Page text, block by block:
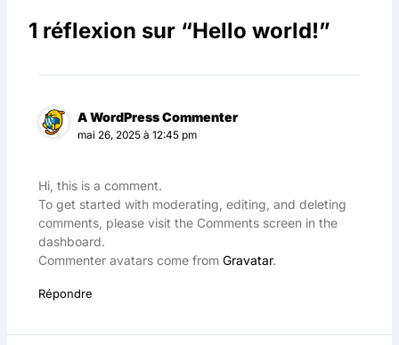
1 réflexion sur “Hello world!”
A WordPress Commenter
mai 26, 2025 à 12:45 pm
Hi, this is a comment.
To get started with moderating, editing, and deleting
comments, please visit the Comments screen in the
dashboard.
Commenter avatars come from Gravatar.
Répondre